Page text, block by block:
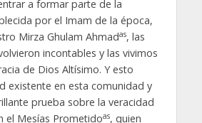
a formar parte de la
por el Imam de la época,
Mirza Ghulam Ahmadas, las
incontables y las vivimos
de Dios Altísimo. Y esto
existente en esta comunidad y
prueba sobre la veracidad
el Mesías Prometidoas, quien